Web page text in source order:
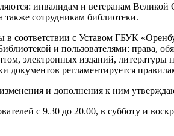
инвалидам и ветеранам
сотрудникам библиотеки.
в соответствии с Уставом ГБУК
и пользователями: права,
электронных изданий, литературы
документов регламентируется
и дополнения к ним
с 9.30 до 20.00, в субботу и